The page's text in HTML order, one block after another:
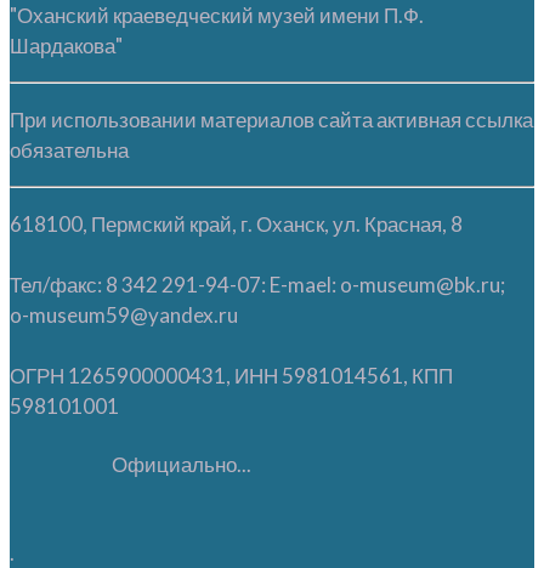
"Оханский краеведческий музей имени П.Ф.
Шардакова"
При использовании материалов сайта активная ссылка
обязательна
618100, Пермский край, г. Оханск, ул. Красная, 8
Тел/факс: 8 342 291-94-07: E-mael: o-museum@bk.ru;
o-museum59@yandex.ru
ОГРН 1265900000431, ИНН 5981014561, КПП
598101001
Официально...
.